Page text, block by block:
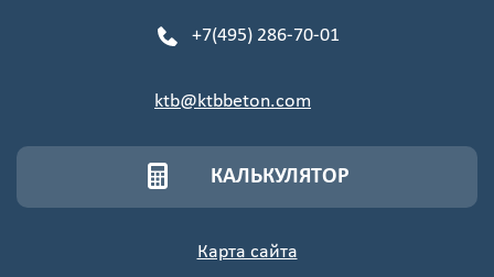
+7(495) 286-70-01
ktb@ktbbeton.com
КАЛЬКУЛЯТОР
Карта сайта